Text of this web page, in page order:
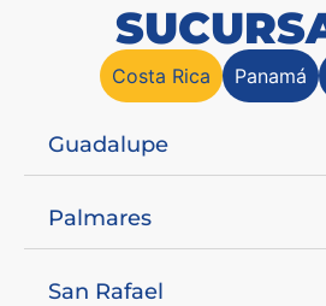
Costa Rica Panamá
Guadalupe
Palmares
San Rafael